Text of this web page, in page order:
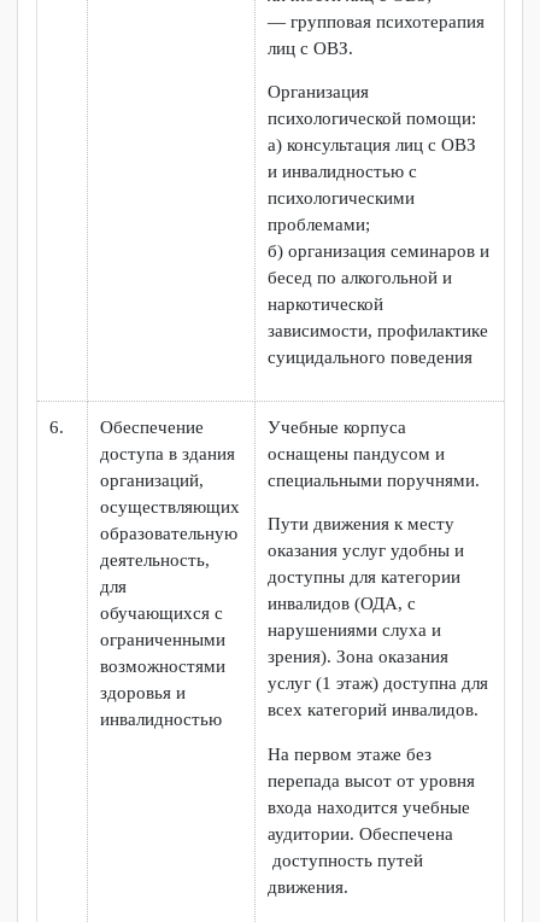
обучающихся с
ограниченными
инвалидностью.
Сурдопереводчик -
специалист по переводу
устной речи на язык жестов
и наобор, для лиц с
нарушением слуха.
занятий
Организация тренингов по
следующим направлениям:
коммуникабельность
студентов;
— обучение навыкам
самоконтроля;
— развитие личностного
самоконтроля с навыками
противодействия давлению
среды;
— обучение эффективным
формам поведения в
стрессовых ситуациях;
— формирование
лидерского потенциала;
— повышение самооценки
личности лиц с ОВЗ;
— групповая психотерапия
лиц с ОВЗ.